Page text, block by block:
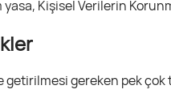
Kişisel Verilerin
getirilmesi gereken pek